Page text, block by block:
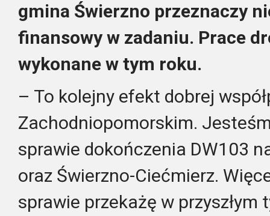
gmina Świerzno przeznaczy
finansowy w zadaniu. Prace
wykonane w tym roku.
– To kolejny efekt dobrej
Zachodniopomorskim.
sprawie dokończenia DW103
oraz Świerzno-Ciećmierz.
sprawie przekażę w przyszłym